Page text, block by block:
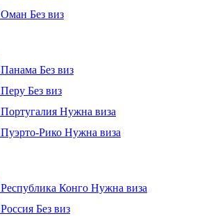
Оман Без виз
Панама Без виз
Перу Без виз
Португалия Нужна виза
Пуэрто-Рико Нужна виза
Республика Конго Нужна виза
Россия Без виз